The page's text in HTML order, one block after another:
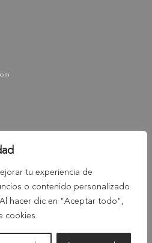
tu experiencia de
o contenido personalizado
hacer clic en "Aceptar todo",
cookies.
-
Store. Todos los derechos